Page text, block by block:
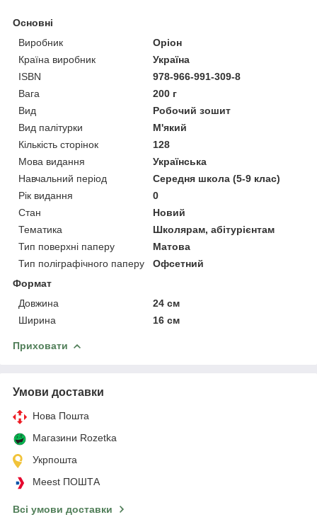
Основні
Виробник
Оріон
Країна виробник
Україна
ISBN
978-966-991-309-8
Вага
200 г
Вид
Робочий зошит
Вид палітурки
М'який
Кількість сторінок
128
Мова видання
Українська
Навчальний період
Середня школа (5-9 клас)
Рік видання
0
Стан
Новий
Тематика
Школярам, абітурієнтам
Тип поверхні паперу
Матова
Тип поліграфічного паперу
Офсетний
Формат
Довжина
24 см
Ширина
16 см
Приховати
Умови доставки
Нова Пошта
Магазини Rozetka
Укрпошта
Meest ПОШТА
Всі умови доставки